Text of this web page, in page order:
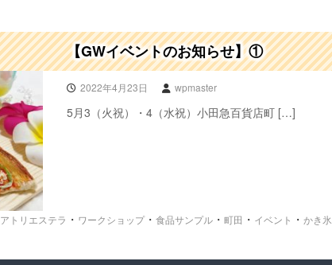
【GWイベントのお知らせ】①
2022年4月23日 wpmaster
5月3（火祝）・4（水祝）小田急百貨店町 […]
アトリエステラ ・ ワークショップ ・ 食品サンプル ・ 町田 ・ イベント ・ かき氷